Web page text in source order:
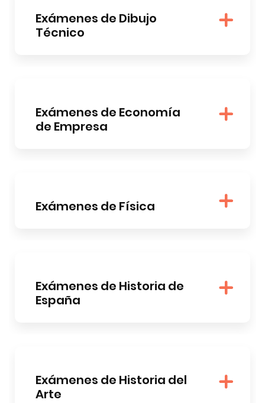
Exámenes de Dibujo
Técnico
Exámenes de Economía
de Empresa
Exámenes de Física
Exámenes de Historia de
España
Exámenes de Historia del
Arte